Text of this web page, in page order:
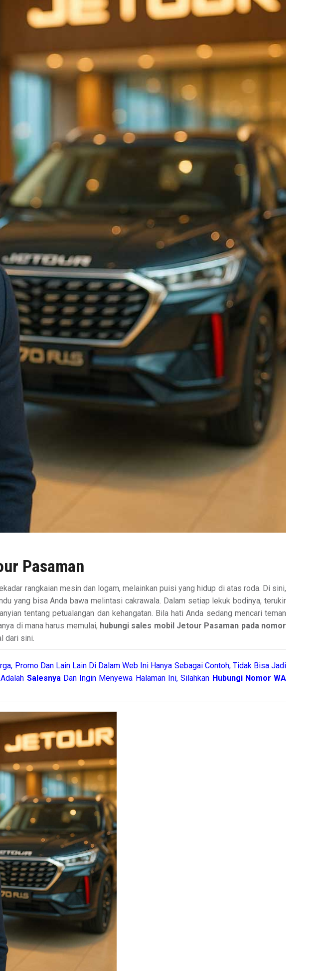
Pasaman
rangkaian mesin dan logam, melainkan puisi yang hidup di atas roda. Di sini,
yang bisa Anda bawa melintasi cakrawala. Dalam setiap lekuk bodinya, terukir
tentang petualangan dan kehangatan. Bila hati Anda sedang mencari teman
di mana harus memulai, hubungi sales mobil Jetour Pasaman pada nomor
dari sini.
Promo Dan Lain Lain Di Dalam Web Ini Hanya Sebagai Contoh, Tidak Bisa Jadi
SalesnyaDan Ingin Menyewa Halaman Ini, Silahkan Hubungi Nomor WA